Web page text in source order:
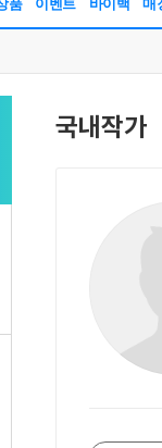
품 이벤트 바이백 매
국내작가